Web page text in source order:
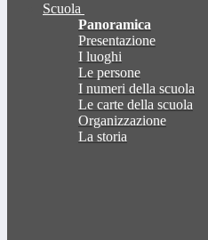
Scuola
Panoramica
Presentazione
I luoghi
Le persone
I numeri della scuola
Le carte della scuola
Organizzazione
La storia